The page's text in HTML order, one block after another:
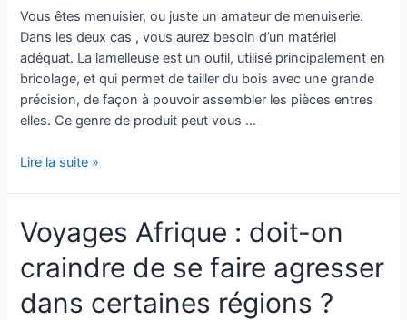
métropole
?
Vous êtes menuisier, ou juste un amateur de menuiserie.
Dans les deux cas , vous aurez besoin d’un matériel
adéquat. La lamelleuse est un outil, utilisé principalement en
bricolage, et qui permet de tailler du bois avec une grande
précision, de façon à pouvoir assembler les pièces entres
elles. Ce genre de produit peut vous …
Lamelleuse
ne
pas
opter
un
Lire la suite »
Voyages Afrique : doit-on
craindre de se faire agresser
dans certaines régions ?